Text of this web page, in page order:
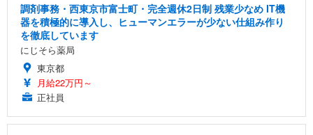
調剤事務・西東京市富士町・完全週休2日制 残業少なめ IT機
器を積極的に導入し、ヒューマンエラーが少ない仕組み作り
を徹底しています
にじそら薬局
東京都
月給22万円～
正社員